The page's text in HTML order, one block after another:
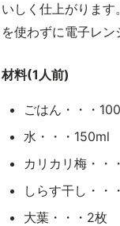
いしく仕上がりま
を使わずに電子レン
材料(1人前)
ごはん・・・
水・・・150ml
カリカリ梅・・
しらす干し・・
大葉・・・2枚